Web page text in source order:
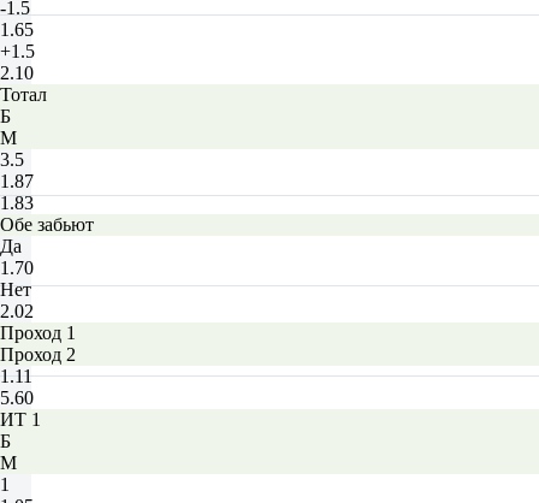
-1.5
1.65
+1.5
2.10
Тотал
Б
М
3.5
1.87
1.83
Обе забьют
Да
1.70
Нет
2.02
Проход 1
Проход 2
1.11
5.60
ИТ 1
Б
М
1